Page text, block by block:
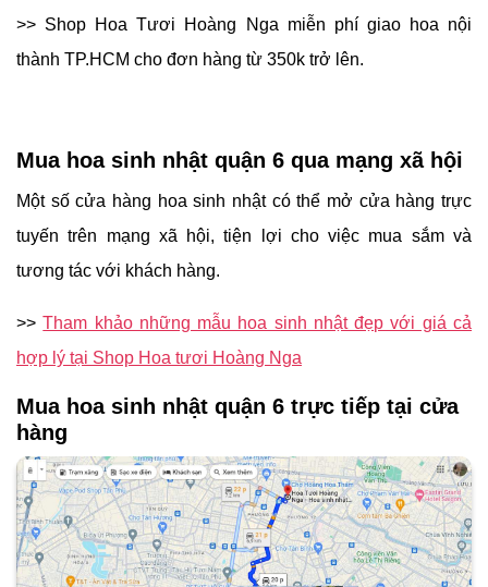
>> Shop Hoa Tươi Hoàng Nga miễn phí giao hoa nội
thành TP.HCM cho đơn hàng từ 350k trở lên.
Mua hoa sinh nhật quận 6 qua mạng xã hội
Một số cửa hàng hoa sinh nhật có thể mở cửa hàng trực
tuyến trên mạng xã hội, tiện lợi cho việc mua sắm và
tương tác với khách hàng.
>>Tham khảo những mẫu hoa sinh nhật đẹp với giá cả
hợp lý tại Shop Hoa tươi Hoàng Nga
Mua hoa sinh nhật quận 6 trực tiếp tại cửa
hàng